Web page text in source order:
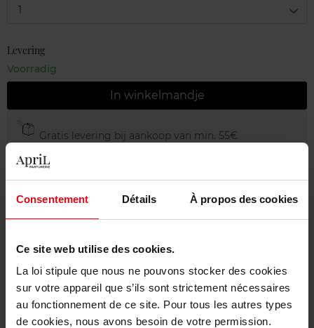
Consentement Détails À propos des cookies
Ce site web utilise des cookies.
La loi stipule que nous ne pouvons stocker des cookies
sur votre appareil que s’ils sont strictement nécessaires
au fonctionnement de ce site. Pour tous les autres types
de cookies, nous avons besoin de votre permission.
1
Levering
Voorradig
In winkelmandje
Gratis levering bij aankoop van min. 55€
Gratis retour in je winkelpunt
Beschrijving
Karakteristieken